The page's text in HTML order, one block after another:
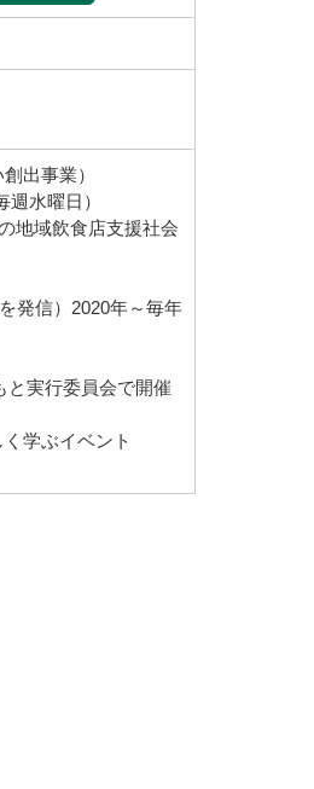
出事業）
水曜日）
地域飲食店支援社会
発信）2020年～毎年
実行委員会で開催
学ぶイベント